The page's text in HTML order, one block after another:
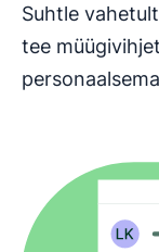
Suhtle
tee